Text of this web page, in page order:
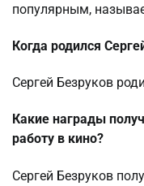
популярным,
Когда родился
Сергей Безруков
Какие награды
работу в кино?
Сергей Безруков